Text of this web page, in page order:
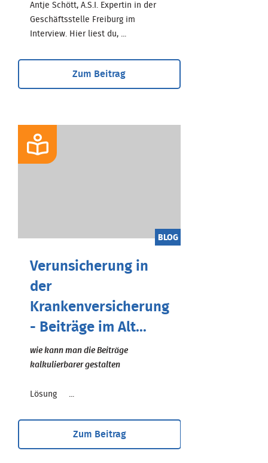
Antje Schött, A.S.I. Expertin in der
Geschäftsstelle Freiburg im
Interview. Hier liest du, ...
Zum Beitrag
BLOG
Verunsicherung in
der
Krankenversicherung
- Beiträge im Alt...
wie kann man die Beiträge
kalkulierbarer gestalten
Lösung ...
Zum Beitrag